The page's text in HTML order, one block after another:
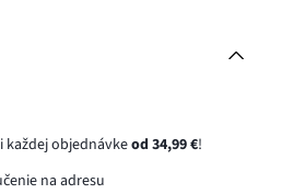
každej objednávkeod 34,99 €!
na adresu